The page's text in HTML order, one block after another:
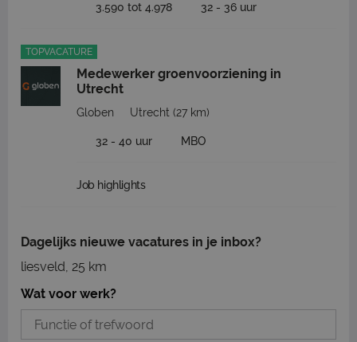
3.590 tot 4.978 32 - 36 uur
TOPVACATURE
Medewerker groenvoorziening in
Utrecht
Globen Utrecht (27 km)
32 - 40 uur MBO
Job highlights
Dagelijks nieuwe vacatures in je inbox?
liesveld, 25 km
Wat voor werk?